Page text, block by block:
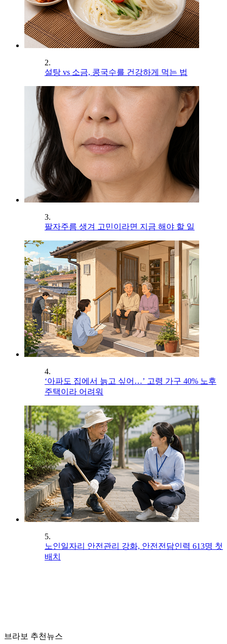
2.
설탕 vs 소금, 콩국수를 건강하게 먹는 법
3.
팔자주름 생겨 고민이라면 지금 해야 할 일
4.
‘아파도 집에서 늙고 싶어…’ 고령 가구 40% 노후
주택이라 어려워
5.
노인일자리 안전관리 강화, 안전전담인력 613명 첫
배치
브라보 추천뉴스